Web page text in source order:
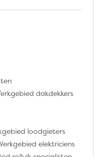
dakdekkers
loodgieters
elektriciens